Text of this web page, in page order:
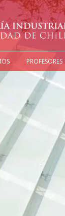
PROFESORES